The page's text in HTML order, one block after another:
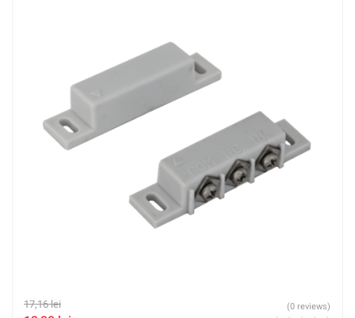
17,16lei (0 reviews)